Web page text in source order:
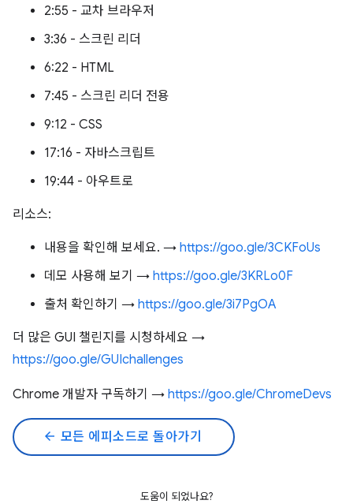
2:55 - 교차 브라우저
3:36 - 스크린 리더
6:22 - HTML
7:45 - 스크린 리더 전용
9:12 - CSS
17:16 - 자바스크립트
19:44 - 아우트로
리소스:
내용을 확인해 보세요. → https://goo.gle/3CKFoUs
데모 사용해 보기 → https://goo.gle/3KRLo0F
출처 확인하기 → https://goo.gle/3i7PgOA
더 많은 GUI 챌린지를 시청하세요 →
https://goo.gle/GUIchallenges
Chrome 개발자 구독하기 → https://goo.gle/ChromeDevs
arrow_back 모든 에피소드로 돌아가기
도움이 되었나요?